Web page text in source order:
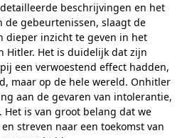
beschrijvingen en het
de gebeurtenissen, slaagt de
dieper inzicht te geven in het
Hitler. Het is duidelijk dat zijn
een verwoestend effect hadden,
maar op de hele wereld. Onhitler
aan de gevaren van intolerantie,
Het is van groot belang dat we
streven naar een toekomst van